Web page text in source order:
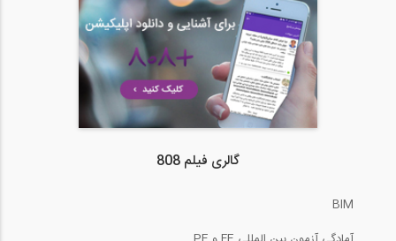
گالری فیلم 808
BIM